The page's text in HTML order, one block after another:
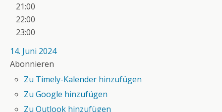
21:00
22:00
23:00
14. Juni 2024
Abonnieren
Zu Timely-Kalender hinzufügen
Zu Google hinzufügen
Zu Outlook hinzufügen